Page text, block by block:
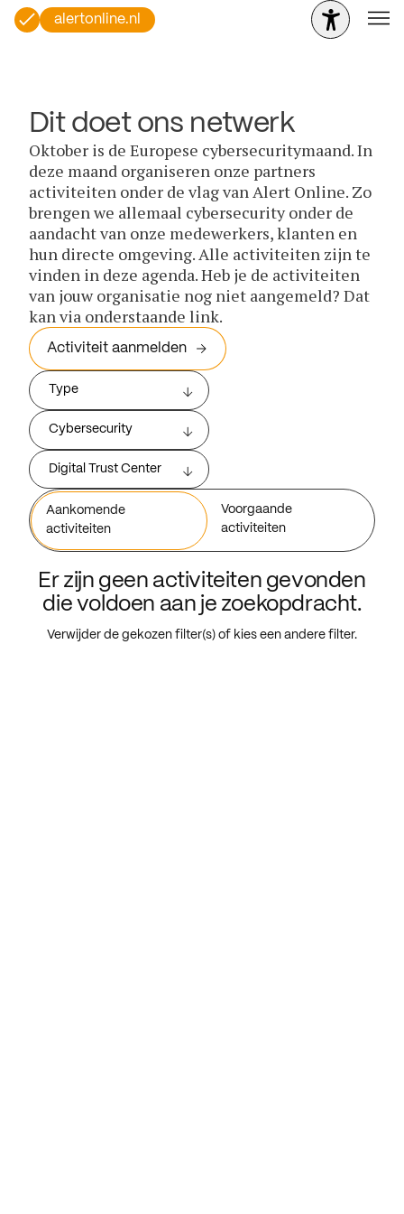
alertonline.nl
Dit doet ons netwerk
Oktober is de Europese cybersecuritymaand. In
deze maand organiseren onze partners
activiteiten onder de vlag van Alert Online. Zo
brengen we allemaal cybersecurity onder de
aandacht van onze medewerkers, klanten en
hun directe omgeving. Alle activiteiten zijn te
vinden in deze agenda. Heb je de activiteiten
van jouw organisatie nog niet aangemeld? Dat
kan via onderstaande link.
Activiteit aanmelden
Type
Cybersecurity
Digital Trust Center
Aankomende
activiteiten
Voorgaande
activiteiten
Er zijn geen activiteiten gevonden
die voldoen aan je zoekopdracht.
Verwijder de gekozen filter(s) of kies een andere filter.